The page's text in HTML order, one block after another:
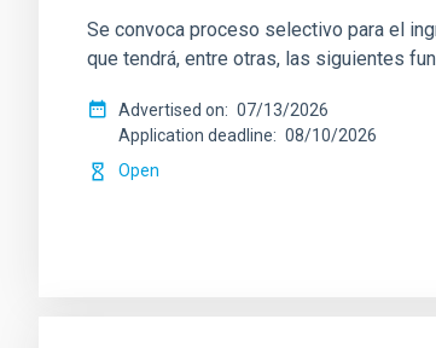
Se convoca proceso selectivo para el
que tendrá, entre otras, las siguientes
Advertised on
07/13/2026
Application deadline
08/10/2026
Open